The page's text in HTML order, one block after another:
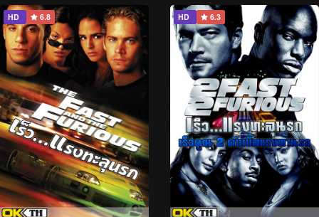
HD 6.8 HD 6.3